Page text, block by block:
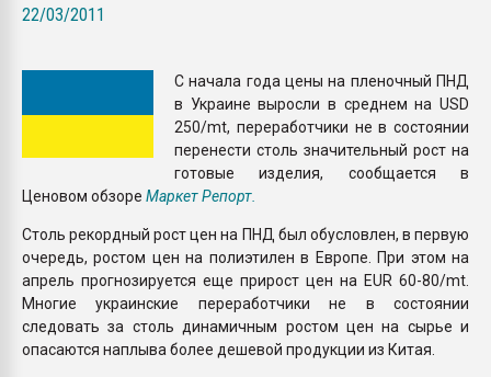
22/03/2011
С начала года цены на пленочный ПНД
в Украине выросли в среднем на USD
250/mt, переработчики не в состоянии
перенести столь значительный рост на
готовые изделия, сообщается в
Ценовом обзоре Маркет Репорт.
Столь рекордный рост цен на ПНД был обусловлен, в первую
очередь, ростом цен на полиэтилен в Европе. При этом на
апрель прогнозируется еще прирост цен на EUR 60-80/mt.
Многие украинские переработчики не в состоянии
следовать за столь динамичным ростом цен на сырье и
опасаются наплыва более дешевой продукции из Китая.